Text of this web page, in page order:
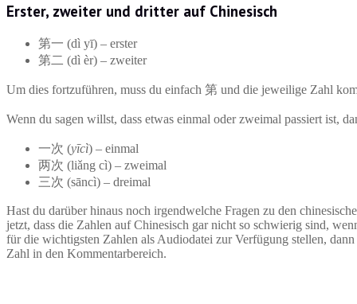
Erster, zweiter und dritter auf Chinesisch
第一 (dì yī) – erster
第二 (dì èr) – zweiter
Um dies fortzuführen, muss du einfach 第 und die jeweilige Zahl
Wenn du sagen willst, dass etwas einmal oder zweimal passiert ist,
一次 (yīcì) – einmal
两次 (liǎng cì) – zweimal
三次 (sāncì) – dreimal
Hast du darüber hinaus noch irgendwelche Fragen zu den
jetzt, dass die Zahlen auf Chinesisch gar nicht so schwierig sind,
für die wichtigsten Zahlen als Audiodatei zur Verfügung stellen,
Zahl in den Kommentarbereich.